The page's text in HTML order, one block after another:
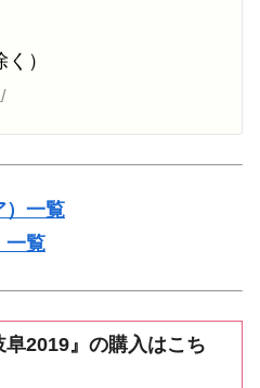
）
）一覧
一覧
阜2019』の購入はこち